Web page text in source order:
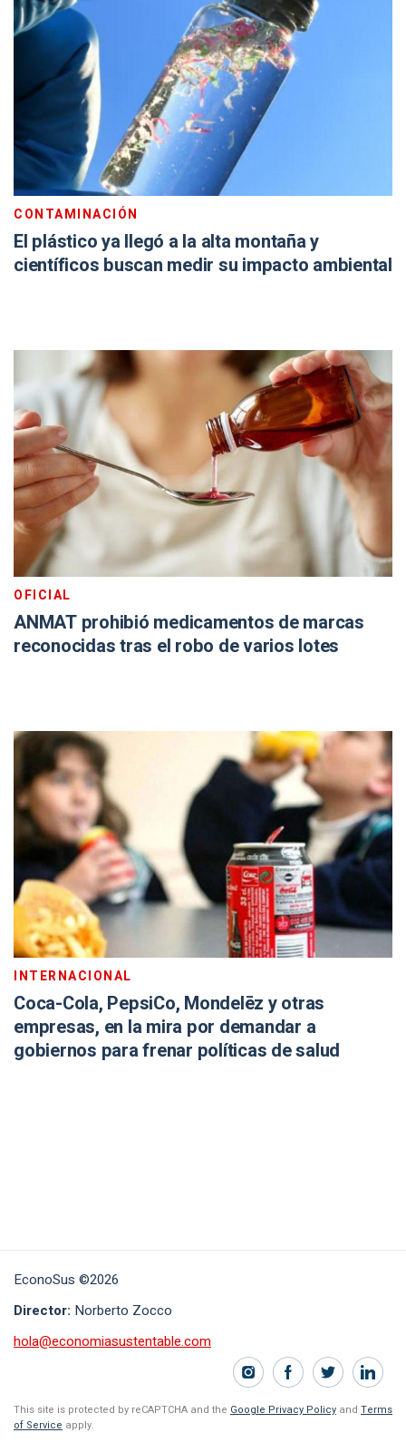
CONTAMINACIÓN
El plástico ya llegó a la alta montaña y
científicos buscan medir su impacto ambiental
OFICIAL
ANMAT prohibió medicamentos de marcas
reconocidas tras el robo de varios lotes
INTERNACIONAL
Coca-Cola, PepsiCo, Mondelēz y otras
empresas, en la mira por demandar a
gobiernos para frenar políticas de salud
EconoSus ©2026
Director: Norberto Zocco
hola@economiasustentable.com
This site is protected by reCAPTCHA and the Google Privacy Policy and Terms
of Service apply.